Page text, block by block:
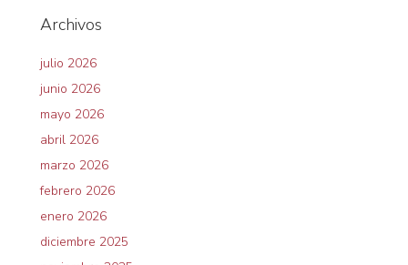
Archivos
julio 2026
junio 2026
mayo 2026
abril 2026
marzo 2026
febrero 2026
enero 2026
diciembre 2025